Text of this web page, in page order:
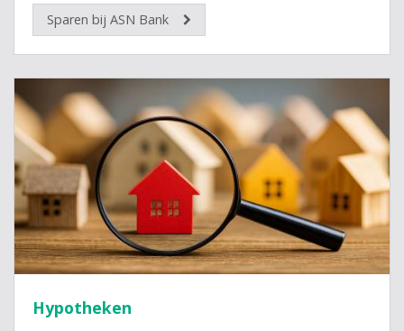
Sparen bij ASN Bank
Hypotheken